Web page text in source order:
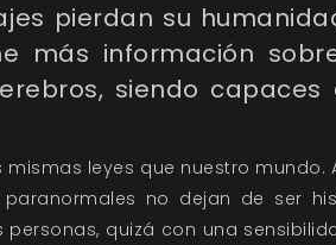
pierdan su
más información
siendo
mismas leyes que nuestro
no dejan de ser
quizá con una